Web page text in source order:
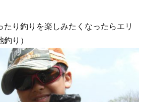
り釣りを楽しみたくなったらエリ
り）